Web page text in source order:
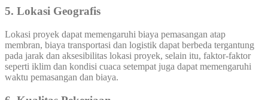
5. Lokasi Geografis
Lokasi proyek dapat memengaruhi biaya pemasangan atap
membran, biaya transportasi dan logistik dapat berbeda tergantung
pada jarak dan aksesibilitas lokasi proyek, selain itu, faktor-faktor
seperti iklim dan kondisi cuaca setempat juga dapat memengaruhi
waktu pemasangan dan biaya.